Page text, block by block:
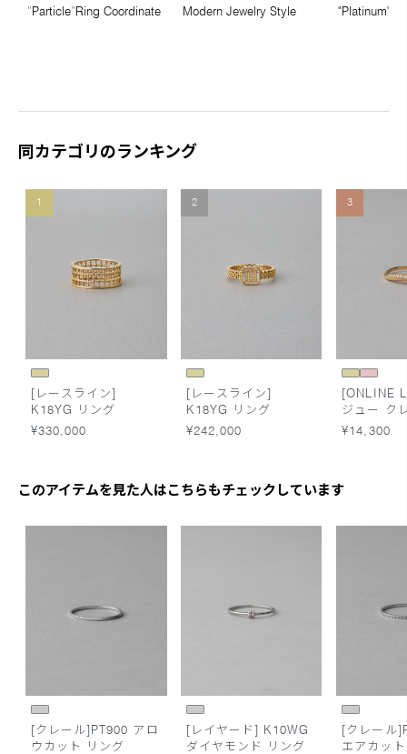
″Particle″Ring Coordinate
Modern Jewelry Style
"Platinum" ×
同カテゴリのランキング
1
[レースライン]
K18YG リング
¥330,000
2
[レースライン]
K18YG リング
¥242,000
3
[ONLINE
ジュー ク
ーン リン
¥14,300
このアイテムを見た人はこちらもチェックしています
[クレール]PT900 アロ
ウカット リング
[レイヤード] K10WG
ダイヤモンド リング
[クレール
エアカッ